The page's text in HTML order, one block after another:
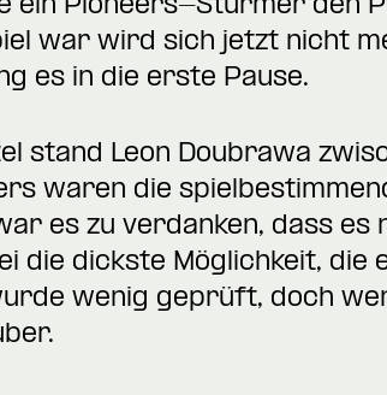
ein Pioneers-Stürmer den
war wird sich jetzt nicht
es in die erste Pause.
stand Leon Doubrawa
waren die
es zu verdanken, dass es
die dickste Möglichkeit, die
wenig geprüft, doch